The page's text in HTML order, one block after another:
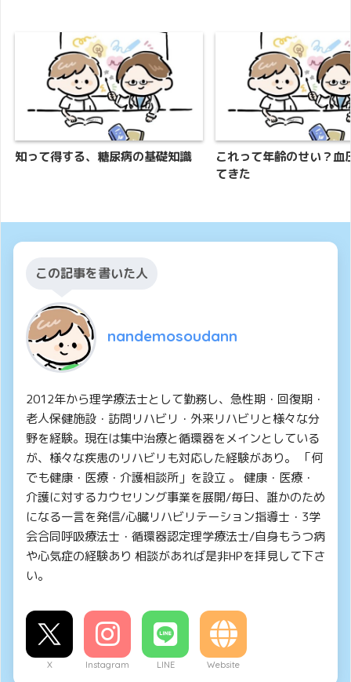
知って得する、糖尿病の基礎知識
これって年齢のせい？血
てきた
この記事を書いた人
nandemosoudann
2012年から理学療法士として勤務し、急性期・回復期・
老人保健施設・訪問リハビリ・外来リハビリと様々な分
野を経験。現在は集中治療と循環器をメインとしている
が、様々な疾患のリハビリも対応した経験があり。 「何
でも健康・医療・介護相談所」を設立 。 健康・医療・
介護に対するカウセリング事業を展開/毎日、誰かのため
になる一言を発信/心臓リハビリテーション指導士・3学
会合同呼吸療法士・循環器認定理学療法士/自身もうつ病
や心気症の経験あり 相談があれば是非HPを拝見して下さ
い。
X Instagram LINE Website